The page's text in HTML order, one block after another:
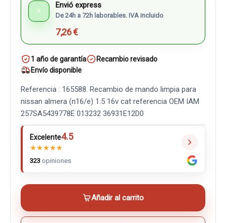
⚡
Envió express
De 24h a 72h laborables. IVA incluido
7,26 €
1 año de garantía
Recambio revisado
Envío disponible
Referencia : 165588. Recambio de mando limpia para
nissan almera (n16/e) 1.5 16v cat referencia OEM IAM
257SA5439778E 013232 36931E12D0
Excelente4.5
★★★★★
323 opiniones
Añadir al carrito